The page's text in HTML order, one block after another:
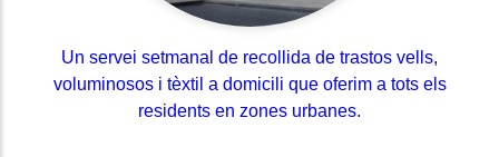
Un servei setmanal de recollida de trastos vells,
voluminosos i tèxtil a domicili que oferim a tots els
residents en zones urbanes.